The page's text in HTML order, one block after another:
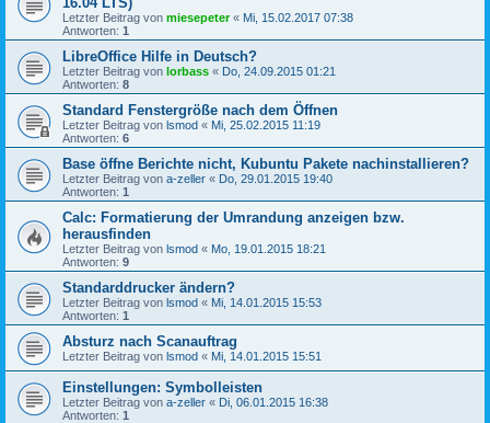
Letzter Beitrag von miesepeter« Mi, 15.02.2017 07:38
Antworten: 1
LibreOffice Hilfe in Deutsch?
Letzter Beitrag von lorbass « Do, 24.09.2015 01:21
Antworten: 8
Standard Fenstergröße nach dem Öffnen
Letzter Beitrag von lsmod « Mi, 25.02.2015 11:19
Antworten: 6
Base öffne Berichte nicht, Kubuntu Pakete nachinstallieren?
Letzter Beitrag von a-zeller « Do, 29.01.2015 19:40
Antworten: 1
Calc: Formatierung der Umrandung anzeigen bzw.
herausfinden
Letzter Beitrag von lsmod « Mo, 19.01.2015 18:21
Antworten: 9
Standarddrucker ändern?
Letzter Beitrag von lsmod « Mi, 14.01.2015 15:53
Antworten: 1
Absturz nach Scanauftrag
Letzter Beitrag von lsmod « Mi, 14.01.2015 15:51
Einstellungen: Symbolleisten
Letzter Beitrag von a-zeller « Di, 06.01.2015 16:38
Antworten: 1